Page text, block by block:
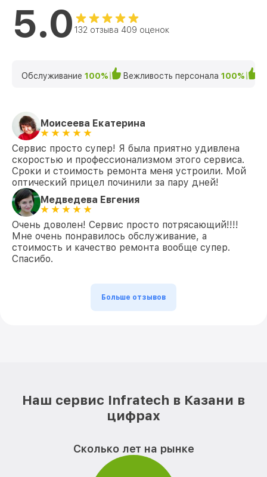
5.0 132 отзыва 409 оценок
Обслуживание 100% Вежливость персонала 100%
Моисеева Екатерина
Сервис просто супер! Я была приятно удивлена
скоростью и профессионализмом этого сервиса.
Сроки и стоимость ремонта меня устроили. Мой
оптический прицел починили за пару дней!
Медведева Евгения
Очень доволен! Сервис просто потрясающий!!!!
Мне очень понравилось обслуживание, а
стоимость и качество ремонта вообще супер.
Спасибо.
Больше отзывов
Наш сервис Infratech в Казани в
цифрах
Сколько лет на рынке